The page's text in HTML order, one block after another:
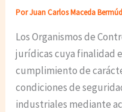
PorJuan Carlos Maceda
Los Organismos de
jurídicas cuya finalidad
cumplimiento de
condiciones de
industriales mediante